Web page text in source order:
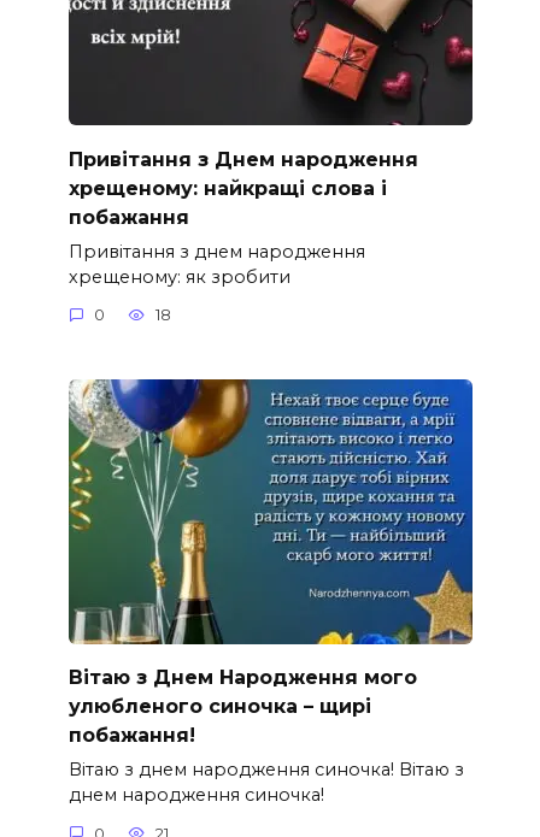
Привітання з Днем народження
хрещеному: найкращі слова і
побажання
Привітання з днем народження
хрещеному: як зробити
0 18
Вітаю з Днем Народження мого
улюбленого синочка – щирі
побажання!
Вітаю з днем народження синочка! Вітаю з
днем народження синочка!